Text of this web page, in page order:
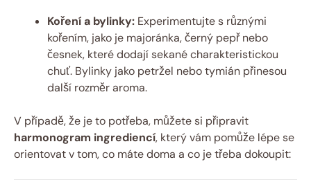
Koření a bylinky: Experimentujte s různými
kořením, jako je majoránka, černý pepř nebo
česnek, které dodají sekané charakteristickou
chuť. Bylinky jako petržel nebo tymián přinesou
další rozměr aroma.
V případě, že je to potřeba, můžete si připravit
harmonogram ingrediencí, který vám pomůže lépe se
orientovat v tom, co máte doma a co je třeba dokoupit: